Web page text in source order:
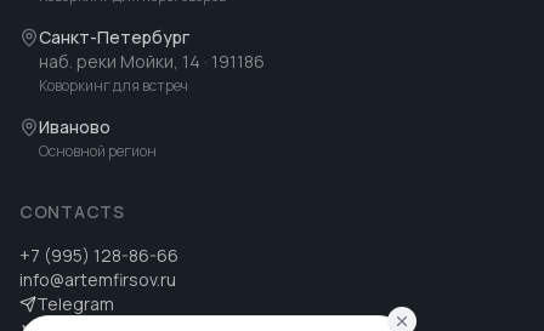
Санкт-Петербург
наб. реки Мойки, 14 · 191186
Коворкинг для встреч
Иваново
Основной регион
CONTACTS
+7 (995) 128-86-66
info@artemfirsov.ru
Telegram